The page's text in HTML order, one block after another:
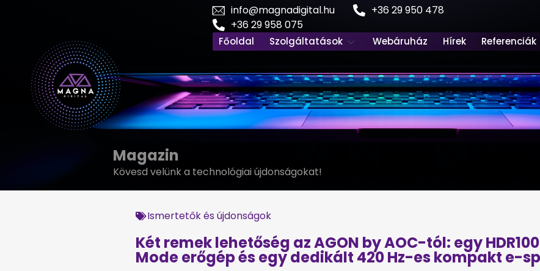
info@magnadigital.hu
+36 29 950 478
+36 29 958 075
Főoldal Szolgáltatások Webáruház Hírek Referenciák
Magazin
Kövesd velünk a technológiai újdonságokat!
Ismertetők és újdonságok
Két remek lehetőség az AGON by AOC-tól: egy
Mode erőgép és egy dedikált 420 Hz-es kompakt e-